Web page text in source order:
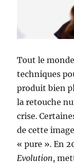
Tout le
techniques
produit bien
la retouche
crise.
de cette
« pure ». En
Evolution,